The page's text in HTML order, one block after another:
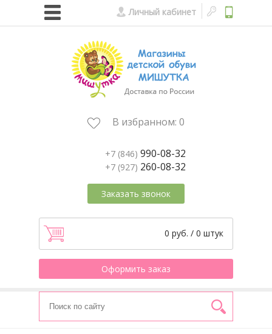
Личный кабинет
В избранном: 0
+7 (846) 990-08-32
+7 (927) 260-08-32
Заказать звонок
0 руб. / 0 штук
Оформить заказ